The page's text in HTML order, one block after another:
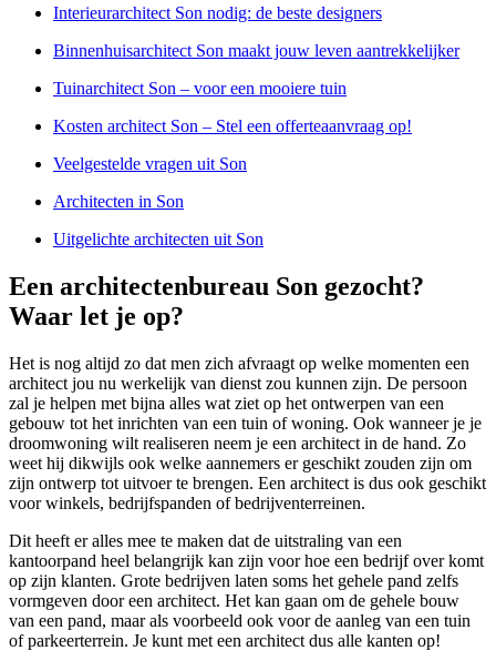
Interieurarchitect Son nodig: de beste designers
Binnenhuisarchitect Son maakt jouw leven aantrekkelijker
Tuinarchitect Son – voor een mooiere tuin
Kosten architect Son – Stel een offerteaanvraag op!
Veelgestelde vragen uit Son
Architecten in Son
Uitgelichte architecten uit Son
Een architectenbureau Son gezocht?
Waar let je op?
Het is nog altijd zo dat men zich afvraagt op welke momenten een
architect jou nu werkelijk van dienst zou kunnen zijn. De persoon
zal je helpen met bijna alles wat ziet op het ontwerpen van een
gebouw tot het inrichten van een tuin of woning. Ook wanneer je je
droomwoning wilt realiseren neem je een architect in de hand. Zo
weet hij dikwijls ook welke aannemers er geschikt zouden zijn om
zijn ontwerp tot uitvoer te brengen. Een architect is dus ook geschikt
voor winkels, bedrijfspanden of bedrijventerreinen.
Dit heeft er alles mee te maken dat de uitstraling van een
kantoorpand heel belangrijk kan zijn voor hoe een bedrijf over komt
op zijn klanten. Grote bedrijven laten soms het gehele pand zelfs
vormgeven door een architect. Het kan gaan om de gehele bouw
van een pand, maar als voorbeeld ook voor de aanleg van een tuin
of parkeerterrein. Je kunt met een architect dus alle kanten op!